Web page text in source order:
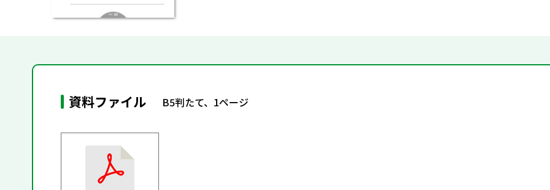
資料ファイル B5判たて、1ページ